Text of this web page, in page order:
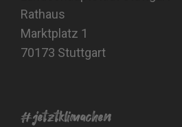
Rathaus
Marktplatz 1
70173 Stuttgart
#jetztklimachen